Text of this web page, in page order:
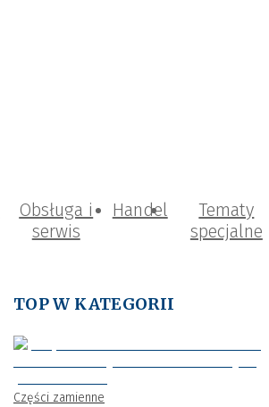
Obsługa i
serwis
Handel
Tematy
specjalne
TOP W KATEGORII
Części zamienne